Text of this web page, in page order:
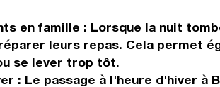
en famille : Lorsque la nuit
leurs repas. Cela permet
se lever trop tôt.
: Le passage à l'heure d'hiver à